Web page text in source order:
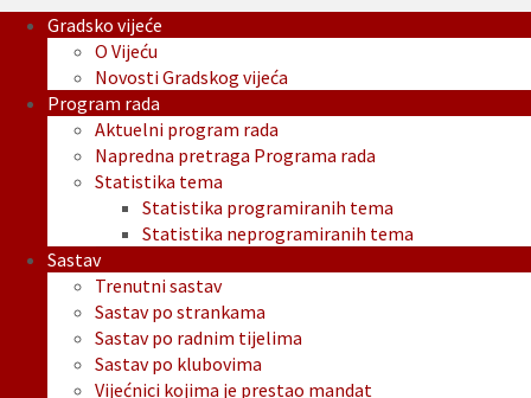
Gradsko vijeće
O Vijeću
Novosti Gradskog vijeća
Program rada
Aktuelni program rada
Napredna pretraga Programa rada
Statistika tema
Statistika programiranih tema
Statistika neprogramiranih tema
Sastav
Trenutni sastav
Sastav po strankama
Sastav po radnim tijelima
Sastav po klubovima
Vijećnici kojima je prestao mandat